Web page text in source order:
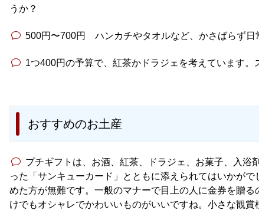
うか？
500円〜700円 ハンカチやタオルなど、かさばらず日
1つ400円の予算で、紅茶かドラジェを考えています。
おすすめのお土産
プチギフトは、お酒、紅茶、ドラジェ、お菓子、入浴
った「サンキューカード」とともに添えられてはいかが
めた方が無難です。一般のマナーで目上の人に金券を贈
けでもオシャレでかわいいものがいいですね。小さな観